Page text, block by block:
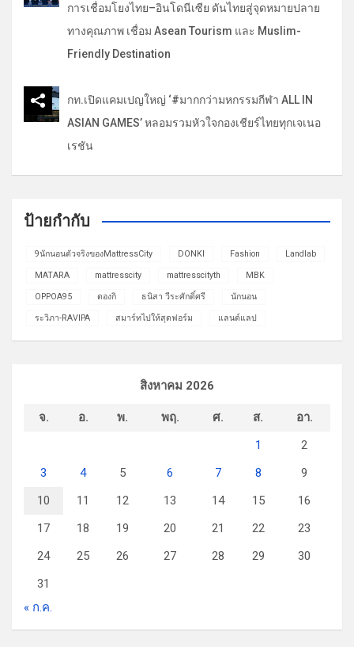
การเชื่อมโยงไทย–อินโดนีเซีย ดันไทยสู่จุดหมายปลาย
ทางคุณภาพ เชื่อม Asean Tourism และ Muslim-
Friendly Destination
กท.เปิดแคมเปญใหญ่ ‘#มากกว่ามหกรรมกีฬา ALL IN
ASIAN GAMES’ หลอมรวมหัวใจกองเชียร์ไทยทุกเจเนอ
เรชัน
ป้ายกำกับ
9นักนอนตัวจริงของMattressCity DONKI Fashion Landlab
MATARA mattresscity mattresscityth MBK
OPPOA95 ดองกิ ธนิสา วีระศักดิ์ศรี นักนอน
ระวิภา-RAVIPA สมาร์ทไปให้สุดฟอร์ม แลนด์แลป
สิงหาคม 2026
จ. อ. พ. พฤ. ศ. ส.
อา.
1
2
3
4 5 6 7 8
9
10
11 12 13 14 15
16
17
18 19 20 21 22
23
24
25 26 27 28 29
30
31
« ก.ค.